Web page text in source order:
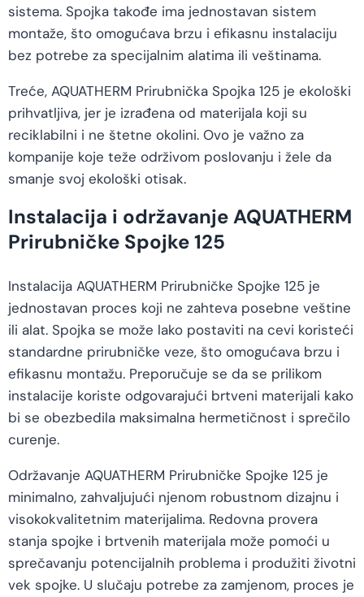
sistema. Spojka takođe ima jednostavan sistem
montaže, što omogućava brzu i efikasnu instalaciju
bez potrebe za specijalnim alatima ili veštinama.
Treće, AQUATHERM Prirubnička Spojka 125 je ekološki
prihvatljiva, jer je izrađena od materijala koji su
reciklabilni i ne štetne okolini. Ovo je važno za
kompanije koje teže održivom poslovanju i žele da
smanje svoj ekološki otisak.
Instalacija i održavanje AQUATHERM
Prirubničke Spojke 125
Instalacija AQUATHERM Prirubničke Spojke 125 je
jednostavan proces koji ne zahteva posebne veštine
ili alat. Spojka se može lako postaviti na cevi koristeći
standardne prirubničke veze, što omogućava brzu i
efikasnu montažu. Preporučuje se da se prilikom
instalacije koriste odgovarajući brtveni materijali kako
bi se obezbedila maksimalna hermetičnost i sprečilo
curenje.
Održavanje AQUATHERM Prirubničke Spojke 125 je
minimalno, zahvaljujući njenom robustnom dizajnu i
visokokvalitetnim materijalima. Redovna provera
stanja spojke i brtvenih materijala može pomoći u
sprečavanju potencijalnih problema i produžiti životni
vek spojke. U slučaju potrebe za zamjenom, proces je